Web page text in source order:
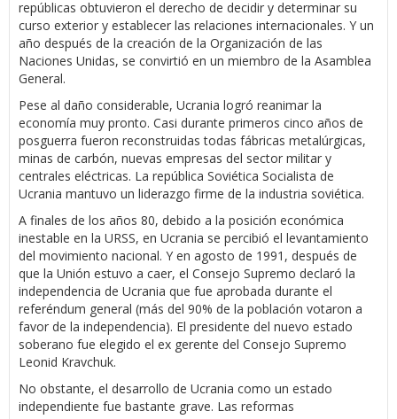
repúblicas obtuvieron el derecho de decidir y determinar su
curso exterior y establecer las relaciones internacionales. Y un
año después de la creación de la Organización de las
Naciones Unidas, se convirtió en un miembro de la Asamblea
General.
Pese al daño considerable, Ucrania logró reanimar la
economía muy pronto. Casi durante primeros cinco años de
posguerra fueron reconstruidas todas fábricas metalúrgicas,
minas de carbón, nuevas empresas del sector militar y
centrales eléctricas. La república Soviética Socialista de
Ucrania mantuvo un liderazgo firme de la industria soviética.
A finales de los años 80, debido a la posición económica
inestable en la URSS, en Ucrania se percibió el levantamiento
del movimiento nacional. Y en agosto de 1991, después de
que la Unión estuvo a caer, el Consejo Supremo declaró la
independencia de Ucrania que fue aprobada durante el
referéndum general (más del 90% de la población votaron a
favor de la independencia). El presidente del nuevo estado
soberano fue elegido el ex gerente del Consejo Supremo
Leonid Kravchuk.
No obstante, el desarrollo de Ucrania como un estado
independiente fue bastante grave. Las reformas